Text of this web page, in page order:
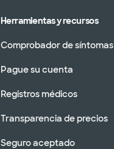
Herramientas y recursos
Comprobador de síntomas
Pague su cuenta
Registros médicos
Transparencia de precios
Seguro aceptado